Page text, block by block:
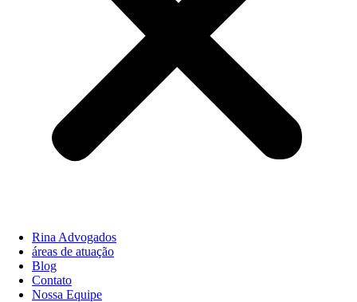
Rina Advogados
áreas de atuação
Blog
Contato
Nossa Equipe